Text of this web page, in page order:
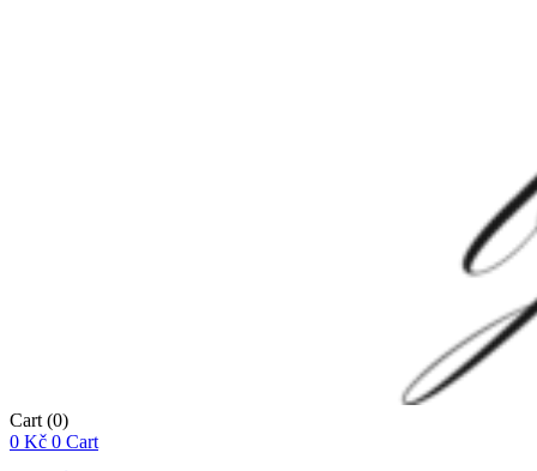
Cart (0)
0 Kč 0 Cart